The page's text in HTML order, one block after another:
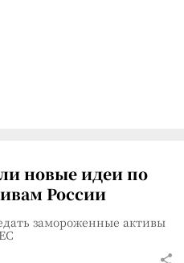
новые идеи по
России
замороженные активы